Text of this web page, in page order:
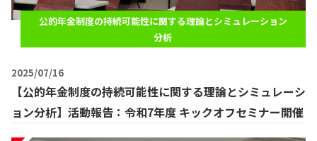
公的年金制度の持続可能性に関する理論とシミュレーション
分析
2025/07/16
【公的年金制度の持続可能性に関する理論とシミュレーシ
ョン分析】活動報告：令和7年度 キックオフセミナー開催